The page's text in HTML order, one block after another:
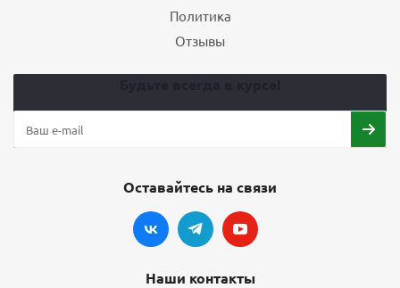
Политика
Отзывы
Оставайтесь на связи
Наши контакты